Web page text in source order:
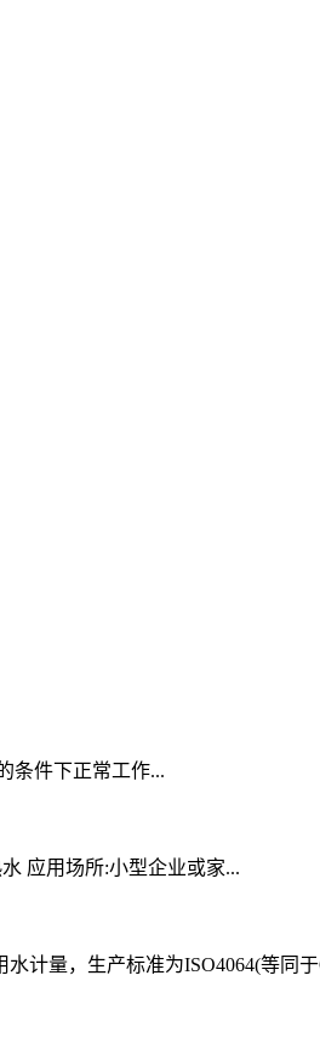
条件下正常工作...
应用场所:小型企业或家...
计量，生产标准为ISO4064(等同于